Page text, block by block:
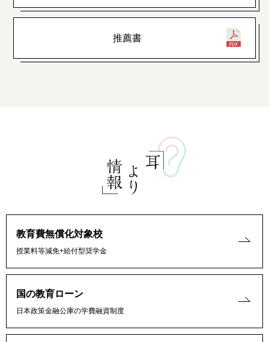
推薦書
教育費無償化対象校
授業料等減免+給付型奨学金
国の教育ローン
日本政策金融公庫の学費融資制度